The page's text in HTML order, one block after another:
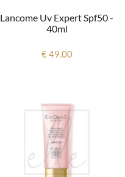
Lancome Uv Expert Spf50 -
40ml
€ 49.00